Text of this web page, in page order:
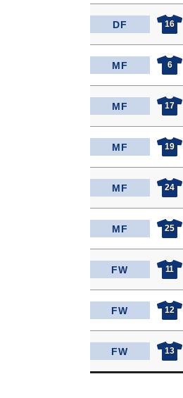
DF 16
MF 6
MF 17
MF 19
MF 24
MF 25
FW 11
FW 12
FW 13